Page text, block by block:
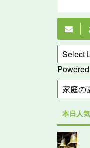
本日人